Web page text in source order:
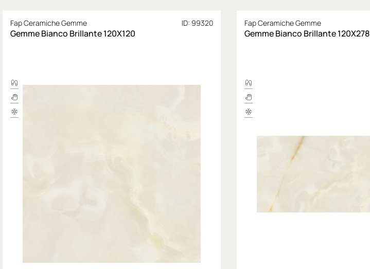
Fap Ceramiche Gemme ID: 99320
Gemme Bianco Brillante 120X120
Fap Ceramiche Gemme
Gemme Bianco Brillante 120X278